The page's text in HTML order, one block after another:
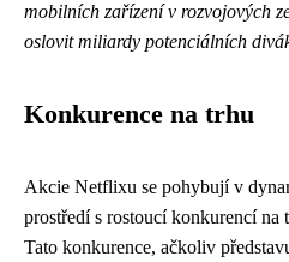
mobilních zařízení v rozvojových
oslovit miliardy potenciálních
Konkurence na trhu
Akcie Netflixu se pohybují v
prostředí s rostoucí konkurencí na
Tato konkurence, ačkoliv